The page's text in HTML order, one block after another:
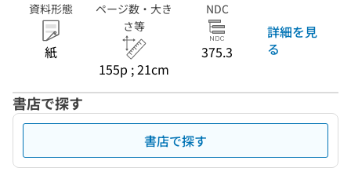
資料形態
紙
ページ数・大き
さ等
155p ; 21cm
NDC
375.3
詳細を見
る
書店で探す
書店で探す